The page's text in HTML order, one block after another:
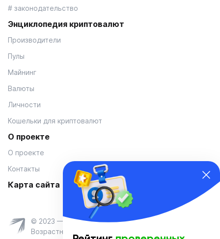
# законодательство
Энциклопедия криптовалют
Производители
Пулы
Майнинг
Валюты
Личности
Кошельки для криптовалют
О проекте
О проекте
Контакты
Карта сайта
© 2023 — Coinmania
Возрастное ограничение 16+